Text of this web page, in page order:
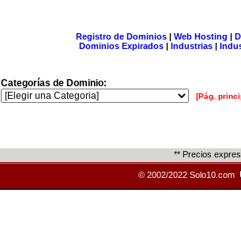
Registro de Dominios| Web Hosting |
Dominios Expirados | Industrias |
Categorías de Dominio:
[Pág.
** Precios
© 2002/2022 Solo10.com